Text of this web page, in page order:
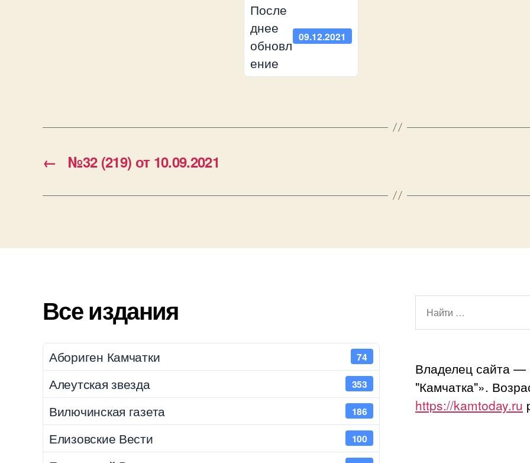
После
днее
обновл
ение
09.12.2021
← №32 (219) от 10.09.2021
Все издания
Абориген Камчатки 74
Алеутская звезда 353
Вилючинская газета 186
Елизовские Вести 100
Владелец сайта —
"Камчатка"».
https://kamtoday.ru